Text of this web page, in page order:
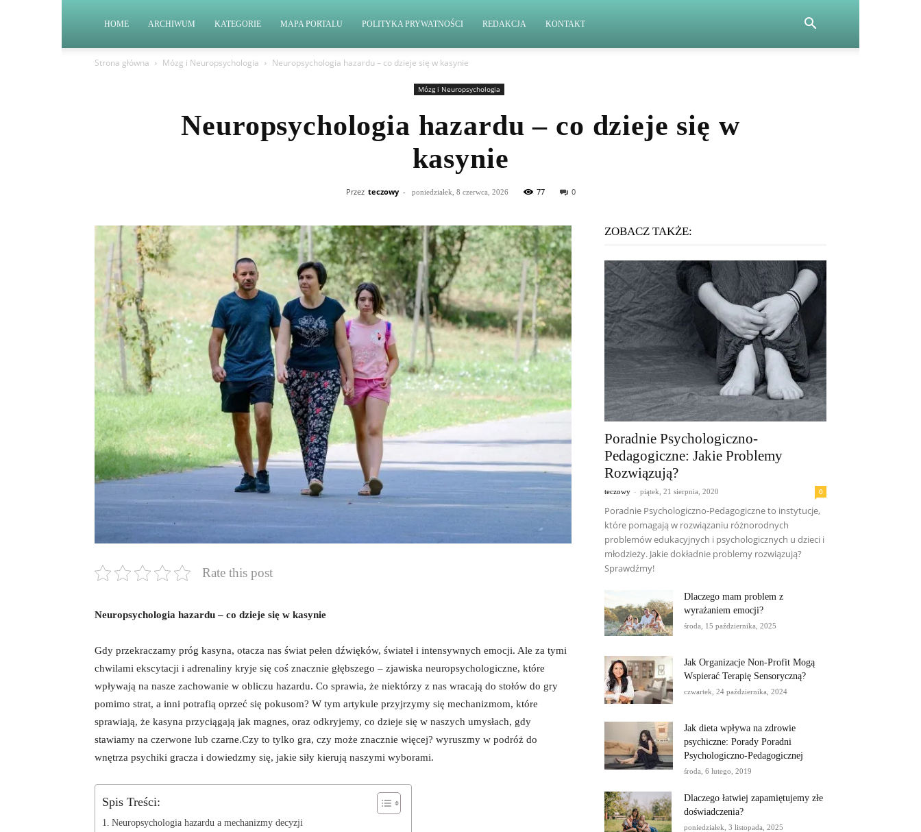
HOME ARCHIWUM KATEGORIE MAPA PORTALU POLITYKA PRYWATNOŚCI REDAKCJA KONTAKT
Strona główna Mózg i Neuropsychologia Neuropsychologia hazardu – co dzieje się w kasynie
Mózg i Neuropsychologia
Neuropsychologia hazardu – co dzieje się w
kasynie
Przez teczowy - poniedziałek, 8 czerwca, 2026 77 0
Rate this post
Neuropsychologia hazardu – co dzieje się w kasynie
Gdy przekraczamy próg kasyna, otacza nas świat pełen dźwięków, świateł i intensywnych emocji. Ale za tymi
chwilami ekscytacji i adrenaliny kryje się coś znacznie głębszego – zjawiska neuropsychologiczne, które
wpływają na nasze zachowanie w obliczu hazardu. Co sprawia, że niektórzy z nas wracają do stołów do gry
pomimo strat, a inni potrafią oprzeć się pokusom? W tym artykule przyjrzymy się mechanizmom, które
sprawiają, że kasyna przyciągają jak magnes, oraz odkryjemy, co dzieje się w naszych umysłach, gdy
stawiamy na czerwone lub czarne.Czy to tylko gra, czy może znacznie więcej? wyruszmy w podróż do
wnętrza psychiki gracza i dowiedzmy się, jakie siły kierują naszymi wyborami.
Spis Treści:
Neuropsychologia hazardu a mechanizmy decyzji
ZOBACZ TAKŻE:
Poradnie Psychologiczno-
Pedagogiczne: Jakie Problemy
Rozwiązują?
teczowy - piątek, 21 sierpnia, 2020 0
Poradnie Psychologiczno-Pedagogiczne to instytucje,
które pomagają w rozwiązaniu różnorodnych
problemów edukacyjnych i psychologicznych u dzieci i
młodzieży. Jakie dokładnie problemy rozwiązują?
Sprawdźmy!
Dlaczego mam problem z
wyrażaniem emocji?
środa, 15 października, 2025
Jak Organizacje Non-Profit Mogą
Wspierać Terapię Sensoryczną?
czwartek, 24 października, 2024
Jak dieta wpływa na zdrowie
psychiczne: Porady Poradni
Psychologiczno-Pedagogicznej
środa, 6 lutego, 2019
Dlaczego łatwiej zapamiętujemy złe
doświadczenia?
poniedziałek, 3 listopada, 2025